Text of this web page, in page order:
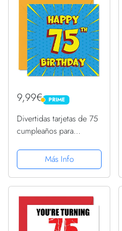
mmx145...
9,99€ PRIME
PRIME
Divertidas tarjetas de 75
cumpleaños para
de cómics, tarjeta de
feliz cumpleaños para
abuelo, abuela, niñera,
mm,...
Más Info